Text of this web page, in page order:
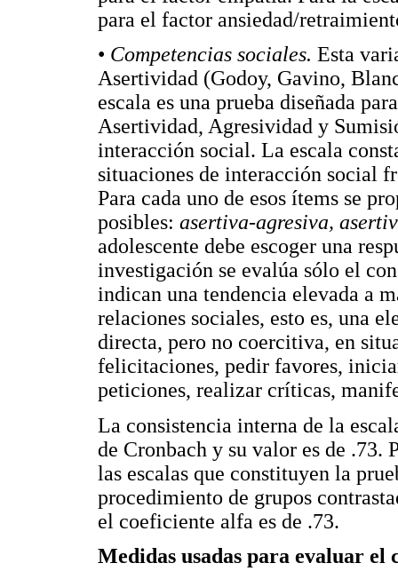
para el factor ansiedad/
• Competencias sociales. Esta
Asertividad (Godoy, Gavino,
escala es una prueba diseñada
Asertividad, Agresividad y
interacción social. La escala
situaciones de interacción social
Para cada uno de esos ítems se
posibles: asertiva-agresiva,
adolescente debe escoger una
investigación se evalúa sólo el
indican una tendencia elevada a
relaciones sociales, esto es, una
directa, pero no coercitiva, en
felicitaciones, pedir favores,
peticiones, realizar críticas,
La consistencia interna de la
de Cronbach y su valor es de .73.
las escalas que constituyen la
procedimiento de grupos
el coeficiente alfa es de .73.
Medidas usadas para evaluar el